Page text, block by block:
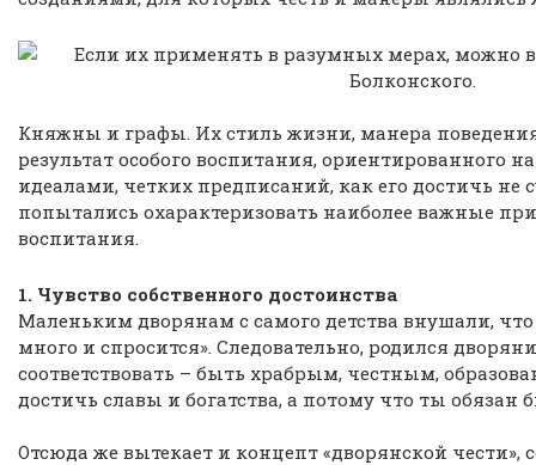
Княжны и графы. Их стиль жизни, манера
результат особого воспитания, ориентированного
идеалами, четких предписаний, как его достичь не
попытались охарактеризовать наиболее важные
воспитания.
1. Чувство собственного достоинства
Маленьким дворянам с самого детства внушали, что
много и спросится». Следовательно, родился
соответствовать – быть храбрым, честным,
достичь славы и богатства, а потому что ты
Отсюда же вытекает и концепт «дворянской чести»,